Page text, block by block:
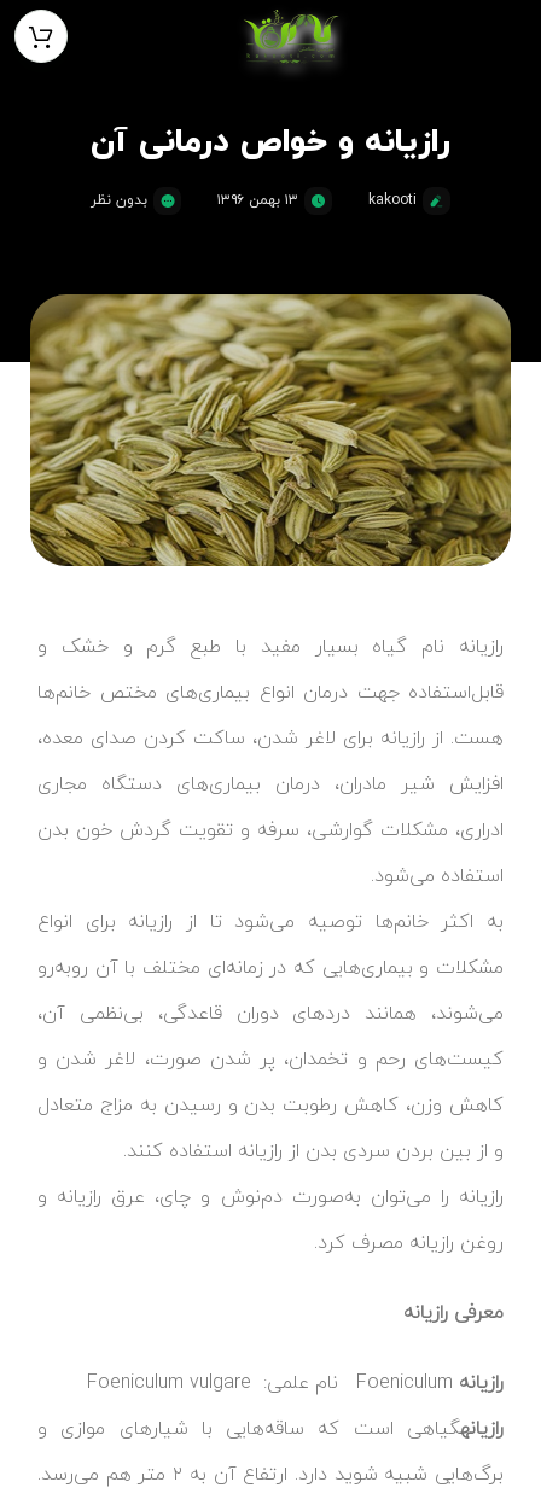
رازیانه و خواص درمانی آن
kakooti ۱۳ بهمن ۱۳۹۶ بدون نظر
رازیانه نام گیاه بسیار مفید با طبع گرم و خشک و
قابل‌استفاده جهت درمان انواع بیماری‌های مختص خانم‌ها
هست. از رازیانه برای لاغر شدن، ساکت کردن صدای معده،
افزایش شیر مادران، درمان بیماری‌های دستگاه مجاری
ادراری، مشکلات گوارشی، سرفه و تقویت گردش خون بدن
استفاده می‌شود.
به اکثر خانم‌ها توصیه می‌شود تا از رازیانه برای انواع
مشکلات و بیماری‌هایی که در زمانه‌ای مختلف با آن روبه‌رو
می‌شوند، همانند دردهای دوران قاعدگی، بی‌نظمی آن،
کیست‌های رحم و تخمدان، پر شدن صورت، لاغر شدن و
کاهش وزن، کاهش رطوبت بدن و رسیدن به مزاج متعادل
و از بین بردن سردی بدن از رازیانه استفاده کنند.
رازیانه را می‌توان به‌صورت دم‌نوش و چای، عرق رازیانه و
روغن رازیانه مصرف کرد.
معرفی رازیانه
رازیانه Foeniculum نام علمی: Foeniculum vulgare
رازیانهگیاهی است که ساقه‌هایی با شیارهای موازی و
برگ‌هایی شبیه شوید دارد. ارتفاع آن به ۲ متر هم می‌رسد.